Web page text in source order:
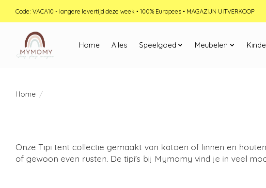
Code: VACA10 - langere levertijd deze week • 100% Europees • MAGAZIJN UITVERKOOP
Home Alles Speelgoed Meubelen
Home /
Onze Tipi tent collectie gemaakt van katoen of linnen en
of gewoon even rusten. De tipi's bij Mymomy vind je in veel